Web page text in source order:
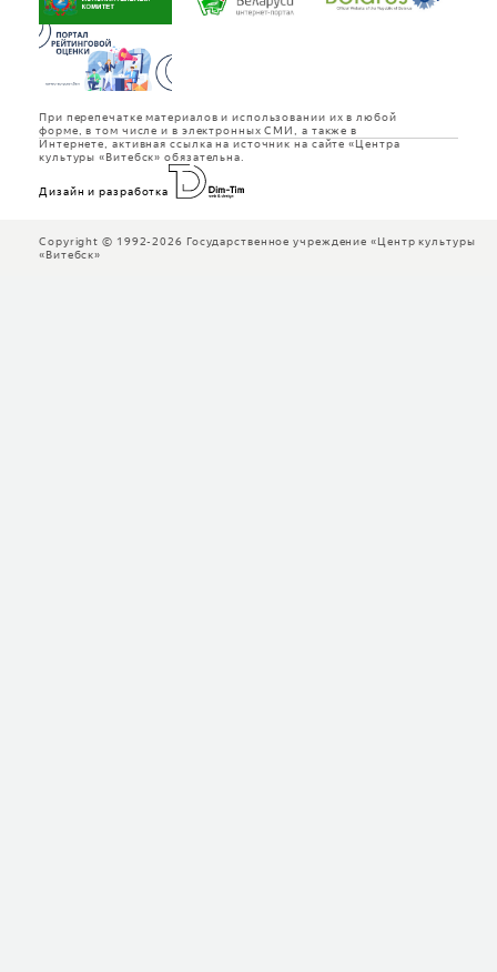
При перепечатке материалов и использовании их в любой
форме, в том числе и в электронных СМИ, а также в
Интернете, активная ссылка на источник на сайте «Центра
культуры «Витебск» обязательна.
Дизайн и разработка
Copyright © 1992-2026 Государственное учреждение «Центр культуры
«Витебск»